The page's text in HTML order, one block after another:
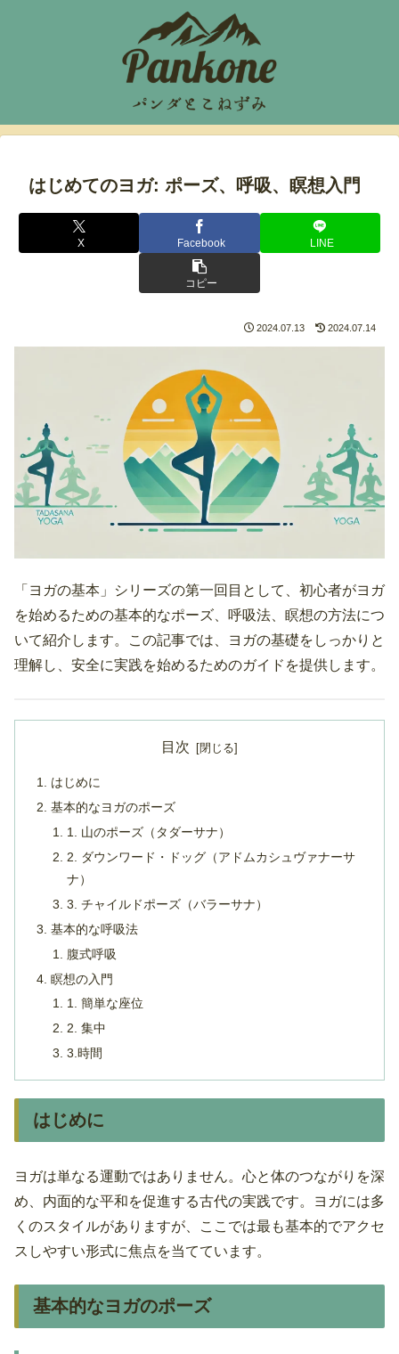
はじめてのヨガ: ポーズ、呼吸、瞑想入門
X Facebook LINE
コピー
2024.07.13 2024.07.14
「ヨガの基本」シリーズの第一回目として、初心者がヨガ
を始めるための基本的なポーズ、呼吸法、瞑想の方法につ
いて紹介します。この記事では、ヨガの基礎をしっかりと
理解し、安全に実践を始めるためのガイドを提供します。
目次
はじめに
基本的なヨガのポーズ
1. 山のポーズ（タダーサナ）
2. ダウンワード・ドッグ（アドムカシュヴァナーサ
ナ）
3. チャイルドポーズ（バラーサナ）
基本的な呼吸法
腹式呼吸
瞑想の入門
1. 簡単な座位
2. 集中
3.時間
はじめに
ヨガは単なる運動ではありません。心と体のつながりを深
め、内面的な平和を促進する古代の実践です。ヨガには多
くのスタイルがありますが、ここでは最も基本的でアクセ
スしやすい形式に焦点を当てています。
基本的なヨガのポーズ